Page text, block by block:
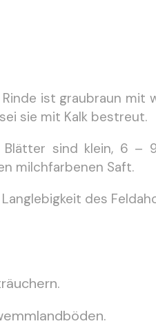
Rinde ist graubraun mit
sie mit Kalk bestreut.
Blätter sind klein, 6 –
milchfarbenen Saft.
Langlebigkeit des